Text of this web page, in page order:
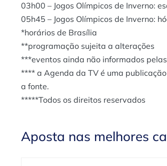
03h00 – Jogos Olímpicos de Inverno:
05h45 – Jogos Olímpicos de Inverno:
*horários de Brasília
**programação sujeita a alterações
***eventos ainda não informados
**** a Agenda da TV é uma
a fonte.
*****Todos os direitos reservados
Aposta nas melhores